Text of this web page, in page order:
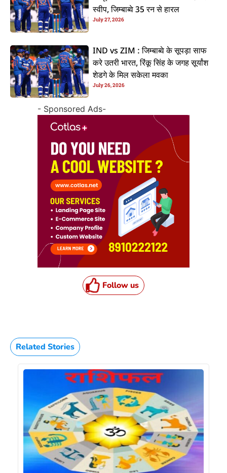
स्वीप, जिम्बाब्वे 35 रन से हारल
July 27, 2026
IND vs ZIM : जिम्बाब्वे के सूपड़ा साफ
करे उतरी भारत, रिंकू सिंह के जगह सूर्यांश
शेडगे के मिल सकेला मवका
July 26, 2026
- Sponsored Ads-
Follow us
Related Stories